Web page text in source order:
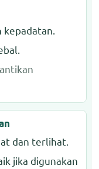
dan terlihat.
jika digunakan